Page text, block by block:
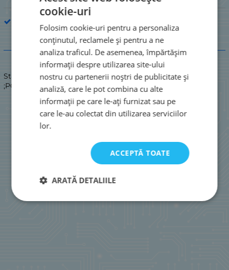
Descriere
Stare: NOU / NOU
;POMPĂ MAINOX BOSCH/SIEMENS
cookie-uri
Folosim cookie-uri pentru a personaliza
conținutul, reclamele și pentru a ne
analiza traficul. De asemenea, împărtășim
informații despre utilizarea site-ului
nostru cu partenerii noștri de publicitate și
analiză, care le pot combina cu alte
informații pe care le-ați furnizat sau pe
care le-au colectat din utilizarea serviciilor
lor.
ACCEPTĂ TOATE
ARATĂ DETALIILE